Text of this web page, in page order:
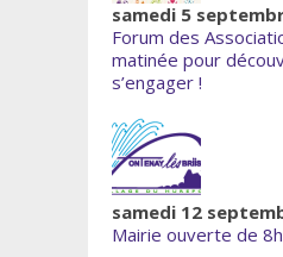
samedi 5
Forum des
matinée pour
s’engager !
samedi 12
Mairie ouverte de